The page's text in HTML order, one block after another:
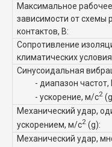
Максимальное
зависимости от схемы
контактов, В:
Сопротивление
климатических
Синусоидальная
- диапазон частот,
- ускорение, м/с2
Механический удар,
ускорением, м/с2 (g):
Механический удар,